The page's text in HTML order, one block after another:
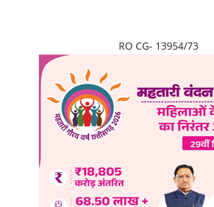
RO CG- 13954/73